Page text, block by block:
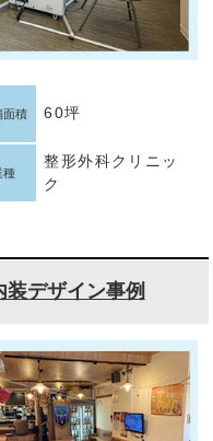
面積 60坪
種
整形外科クリニッ
ク
デザイン事例